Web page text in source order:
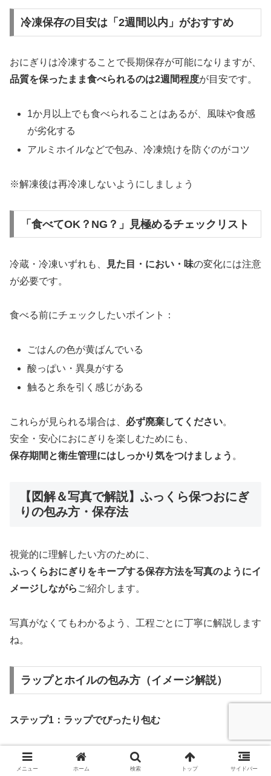
冷凍保存の目安は「2週間以内」がおすすめ
おにぎりは冷凍することで長期保存が可能になりますが、
品質を保ったまま食べられるのは2週間程度が目安です。
1か月以上でも食べられることはあるが、風味や食感
が劣化する
アルミホイルなどで包み、冷凍焼けを防ぐのがコツ
※解凍後は再冷凍しないようにしましょう
「食べてOK？NG？」見極めるチェックリスト
冷蔵・冷凍いずれも、 見た目・におい・味の変化には注意
が必要です。
食べる前にチェックしたいポイント：
ごはんの色が黄ばんでいる
酸っぱい・異臭がする
触ると糸を引く感じがある
これらが見られる場合は、 必ず廃棄してください。
安全・安心におにぎりを楽しむためにも、
保存期間と衛生管理にはしっかり気をつけましょう 。
【図解＆写真で解説】ふっくら保つおにぎ
りの包み方・保存法
視覚的に理解したい方のために、
ふっくらおにぎりをキープする保存方法を写真のようにイ
メージしながら ご紹介します。
写真がなくてもわかるよう、工程ごとに丁寧に解説します
ね。
ラップとホイルの包み方（イメージ解説）
ステップ1：ラップでぴったり包む
おにぎり全体が空気に触れないように密着させる
空気が入らないように、手で軽く押さえながら包む
メニュー ホーム 検索 トップ サイドバー